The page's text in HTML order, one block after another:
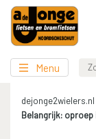
Menu
dejonge2wielers.nl
Belangrijk: